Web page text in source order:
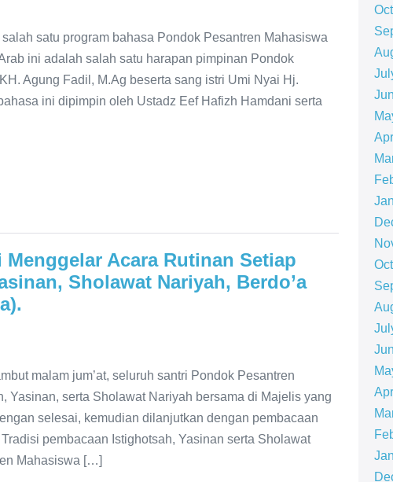
satu program bahasa Pondok Pesantren Mahasiswa
ini adalah salah satu harapan pimpinan Pondok
Agung Fadil, M.Ag beserta sang istri Umi Nyai Hj.
ini dipimpin oleh Ustadz Eef Hafizh Hamdani serta
Acara Rutinan Setiap
Sholawat Nariyah, Berdo’a
malam jum’at, seluruh santri Pondok Pesantren
Yasinan, serta Sholawat Nariyah bersama di Majelis yang
selesai, kemudian dilanjutkan dengan pembacaan
pembacaan Istighotsah, Yasinan serta Sholawat
Mahasiswa […]